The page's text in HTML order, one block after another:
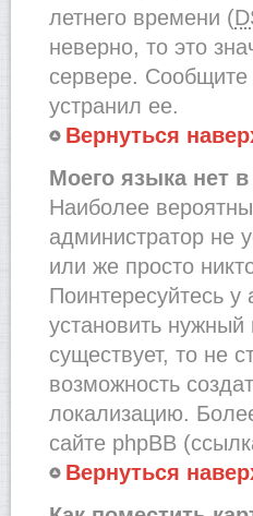
летнего времени (
неверно, то это
сервере. Сообщите
устранил ее.
Вернуться
Моего языка нет в
Наиболее
администратор не
или же просто
Поинтересуйтесь у
установить нужный
существует, то не
возможность
локализацию.
сайте phpBB
Вернуться